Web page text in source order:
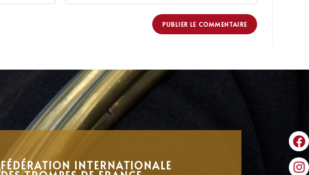
FÉDÉRATION INTERNATIONALE